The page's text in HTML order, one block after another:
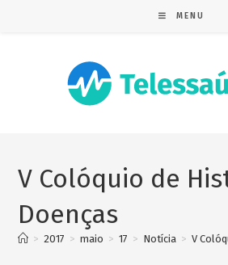
MENU
V Colóquio de
Doenças
> 2017 > maio > 17 > Notícia > V